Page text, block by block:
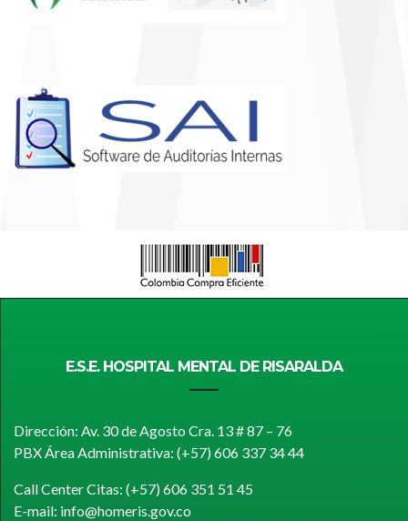
E.S.E. HOSPITAL MENTAL DE RISARALDA
Dirección: Av. 30 de Agosto Cra. 13 # 87 – 76
PBX Área Administrativa: (+57) 606 337 34 44
Call Center Citas: (+57) 606 351 51 45
E-mail: info@homeris.gov.co